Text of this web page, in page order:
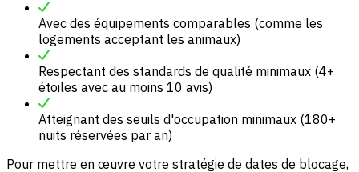
Avec des équipements comparables (comme les
logements acceptant les animaux)
Respectant des standards de qualité minimaux (4+
étoiles avec au moins 10 avis)
Atteignant des seuils d'occupation minimaux (180+
nuits réservées par an)
Pour mettre en œuvre votre stratégie de dates de blocage,